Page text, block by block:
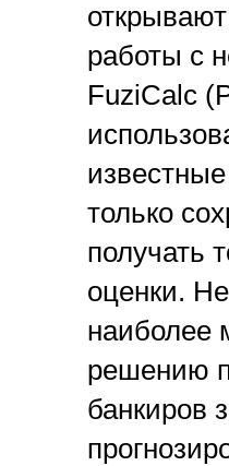
работы с
FuziCalc
только
получать
оценки.
наиболее
решению
банкиров